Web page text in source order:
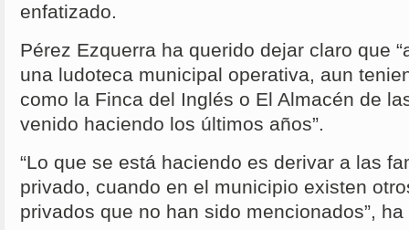
enfatizado.
Pérez Ezquerra ha querido dejar claro que
una ludoteca municipal operativa, aun
como la Finca del Inglés o El Almacén de
venido haciendo los últimos años”.
“Lo que se está haciendo es derivar a las
privado, cuando en el municipio existen
privados que no han sido mencionados”,